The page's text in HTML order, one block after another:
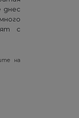
днес
с
на